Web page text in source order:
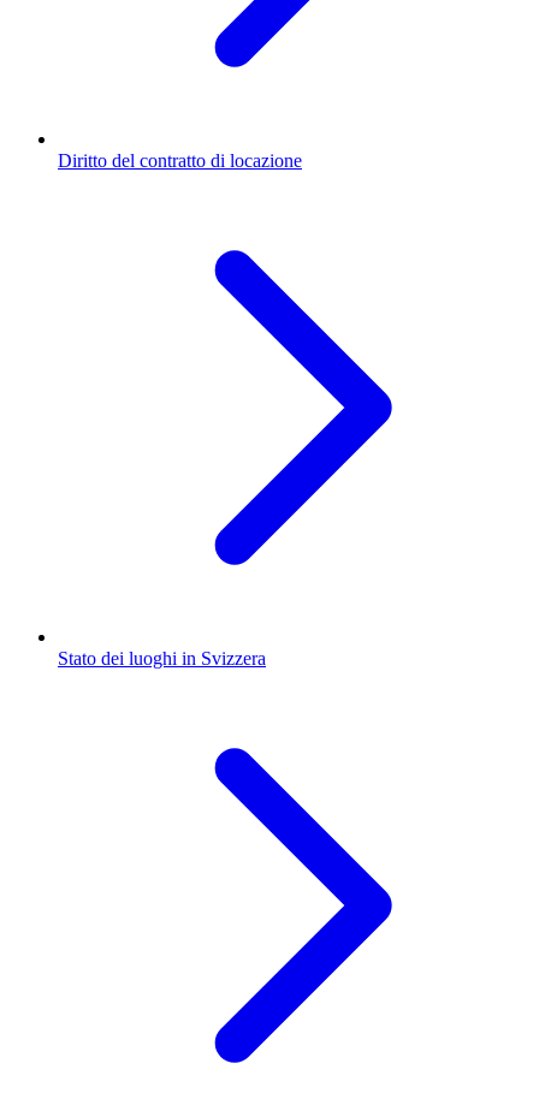
Diritto del contratto di locazione
Stato dei luoghi in Svizzera